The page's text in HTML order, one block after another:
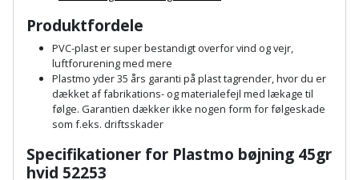
Plastlister
Radonsikring
Rumdeler
Sand
og
Landmålerstok
Løfteudstyr
Målebånd
Markeringsværktøj
Mejsel
Flisevibrator
Føringsskinne
Forlængerledning
Fugepistol
Gummibåd
Havemøbler
Havepleje
Produktfordele
PVC-plast er super bestandigt overfor vind og vejr,
luftforurening med mere
Plastmo yder 35 års garanti på plast tagrender, hvor du er
dækket af fabrikations- og materialefejl med lækage til
følge. Garantien dækker ikke nogen form for følgeskade
som f.eks. driftsskader
Specifikationer for Plastmo bøjning 45gr
hvid 52253